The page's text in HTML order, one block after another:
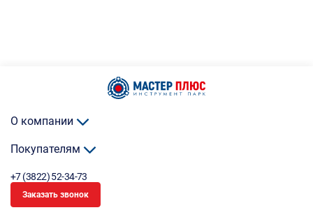
О компании
Покупателям
+7 (3822) 52-34-73
Заказать звонок